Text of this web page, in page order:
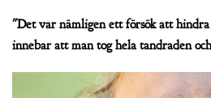
"Det var nämligen ett försök att
innebar att man tog hela tandraden